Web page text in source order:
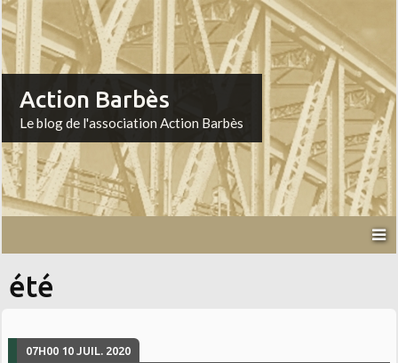
Action Barbès
Le blog de l'association Action Barbès
été
07H00 10 JUIL. 2020